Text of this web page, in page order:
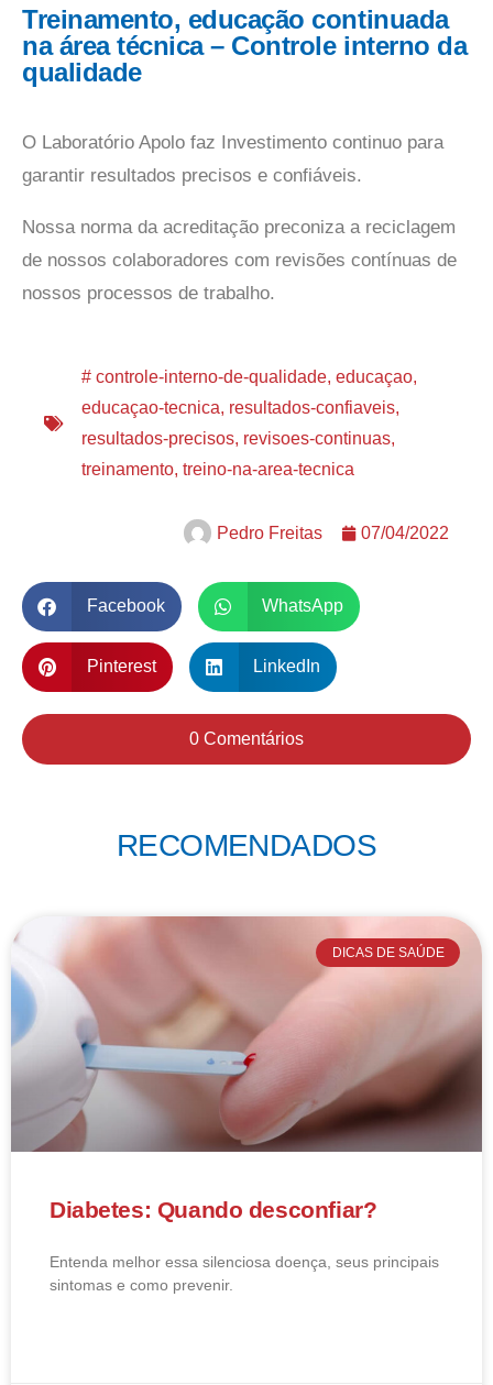
Treinamento, educação continuada
na área técnica – Controle interno da
qualidade
O Laboratório Apolo faz Investimento continuo para
garantir resultados precisos e confiáveis.
Nossa norma da acreditação preconiza a reciclagem
de nossos colaboradores com revisões contínuas de
nossos processos de trabalho.
# controle-interno-de-qualidade, educaçao,
educaçao-tecnica, resultados-confiaveis,
resultados-precisos, revisoes-continuas,
treinamento, treino-na-area-tecnica
Pedro Freitas 07/04/2022
Facebook WhatsApp
Pinterest LinkedIn
0 Comentários
RECOMENDADOS
DICAS DE SAÚDE
Diabetes: Quando desconfiar?
Entenda melhor essa silenciosa doença, seus principais
sintomas e como prevenir.